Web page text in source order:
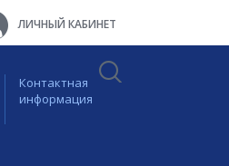
ЛИЧНЫЙ КАБИНЕТ
Контактная
информация